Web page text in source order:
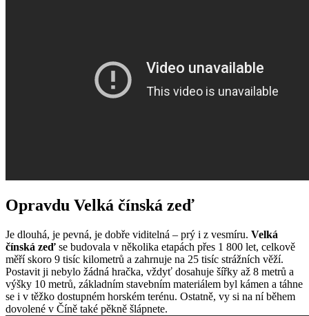
Opravdu Velká čínská zeď
Je dlouhá, je pevná, je dobře viditelná – prý i z vesmíru. Velká
čínská zeď se budovala v několika etapách přes 1 800 let, celkově
měří skoro 9 tisíc kilometrů a zahrnuje na 25 tisíc strážních věží.
Postavit ji nebylo žádná hračka, vždyť dosahuje šířky až 8 metrů a
výšky 10 metrů, základním stavebním materiálem byl kámen a táhne
se i v těžko dostupném horském terénu. Ostatně, vy si na ní během
dovolené v Číně také pěkně šlápnete.